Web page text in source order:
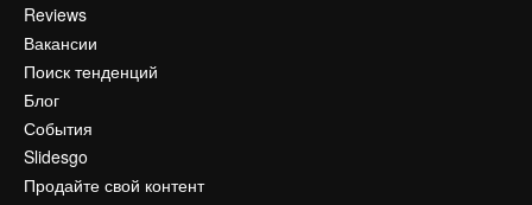
Reviews
Вакансии
Поиск тенденций
Блог
События
Slidesgo
Продайте свой контент